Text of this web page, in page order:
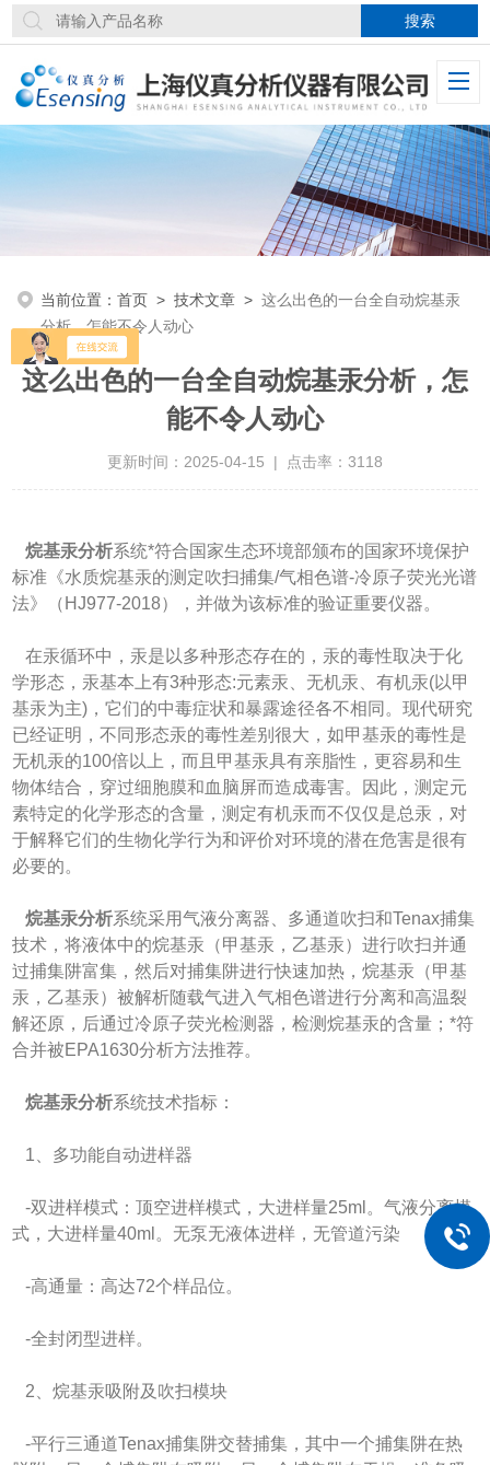
当前位置：首页 >技术文章 >这么出色的一台全自动烷基汞
分析，怎能不令人动心
这么出色的一台全自动烷基汞分析，怎
能不令人动心
更新时间：2025-04-15 | 点击率：3118
烷基汞分析系统*符合国家生态环境部颁布的国家环境保护
标准《水质烷基汞的测定吹扫捕集/气相色谱-冷原子荧光光谱
法》（HJ977-2018），并做为该标准的验证重要仪器。
在汞循环中，汞是以多种形态存在的，汞的毒性取决于化
学形态，汞基本上有3种形态:元素汞、无机汞、有机汞(以甲
基汞为主)，它们的中毒症状和暴露途径各不相同。现代研究
已经证明，不同形态汞的毒性差别很大，如甲基汞的毒性是
无机汞的100倍以上，而且甲基汞具有亲脂性，更容易和生
物体结合，穿过细胞膜和血脑屏而造成毒害。因此，测定元
素特定的化学形态的含量，测定有机汞而不仅仅是总汞，对
于解释它们的生物化学行为和评价对环境的潜在危害是很有
必要的。
烷基汞分析系统采用气液分离器、多通道吹扫和Tenax捕集
技术，将液体中的烷基汞（甲基汞，乙基汞）进行吹扫并通
过捕集阱富集，然后对捕集阱进行快速加热，烷基汞（甲基
汞，乙基汞）被解析随载气进入气相色谱进行分离和高温裂
解还原，后通过冷原子荧光检测器，检测烷基汞的含量；*符
合并被EPA1630分析方法推荐。
烷基汞分析系统技术指标：
1、多功能自动进样器
-双进样模式：顶空进样模式，大进样量25ml。气液分离模
式，大进样量40ml。无泵无液体进样，无管道污染
-高通量：高达72个样品位。
-全封闭型进样。
2、烷基汞吸附及吹扫模块
-平行三通道Tenax捕集阱交替捕集，其中一个捕集阱在热